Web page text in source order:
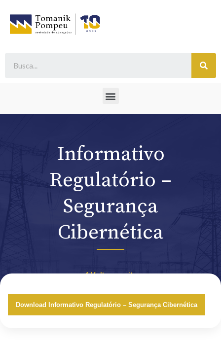
Informativo
Regulatório –
Segurança
Cibernética
Voltar ao site
Download Informativo Regulatório – Segurança Cibernética